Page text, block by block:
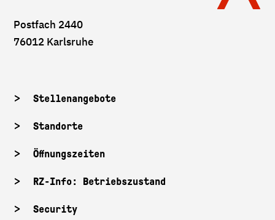
Postfach 2440
76012 Karlsruhe
Stellenangebote
Standorte
Öffnungszeiten
RZ-Info: Betriebszustand
Security